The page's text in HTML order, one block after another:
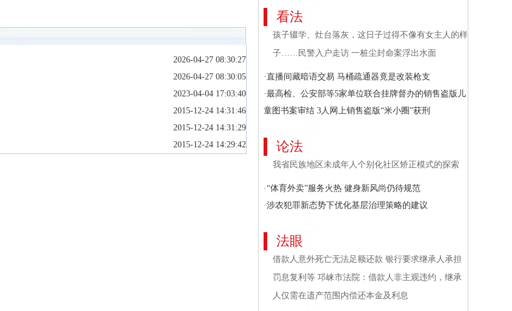
2026-04-27 08:30:27
2026-04-27 08:30:05
2023-04-04 17:03:40
2015-12-24 14:31:46
2015-12-24 14:31:29
2015-12-24 14:29:42
看法
孩子辍学、灶台落灰，这日子过得不像有女主人的样
子……民警入户走访 一桩尘封命案浮出水面
·直播间藏暗语交易 马桶疏通器竟是改装枪支
·最高检、公安部等5家单位联合挂牌督办的销售盗版儿
童图书案审结 3人网上销售盗版“米小圈”获刑
论法
我省民族地区未成年人个别化社区矫正模式的探索
·“体育外卖”服务火热 健身新风尚仍待规范
·涉农犯罪新态势下优化基层治理策略的建议
法眼
借款人意外死亡无法足额还款 银行要求继承人承担
罚息复利等 邛崃市法院：借款人非主观违约，继承
人仅需在遗产范围内偿还本金及利息